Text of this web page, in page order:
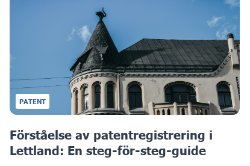
PATENT
Förståelse av patentregistrering i
Lettland: En steg-för-steg-guide